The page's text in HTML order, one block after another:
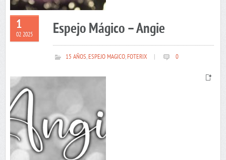
1
02 2025 Espejo Mágico – Angie
15 AÑOS,ESPEJO MAGICO,FOTERIX 0